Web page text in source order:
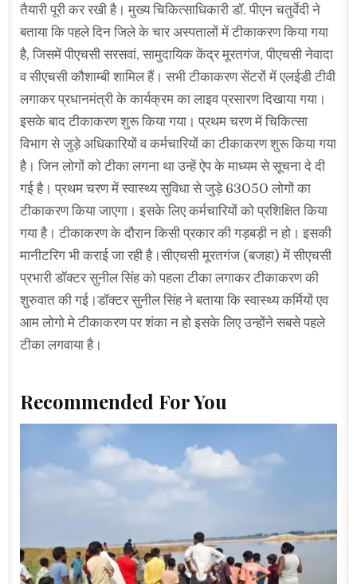
तैयारी पूरी कर रखी है। मुख्य चिकित्साधिकारी डॉ. पीएन चतुर्वेदी ने
बताया कि पहले दिन जिले के चार अस्पतालों में टीकाकरण किया गया
है, जिसमें पीएचसी सरसवां, सामुदायिक केंद्र मूरतगंज, पीएचसी नेवादा
व सीएचसी कौशाम्बी शामिल हैं। सभी टीकाकरण सेंटरों में एलईडी टीवी
लगाकर प्रधानमंत्री के कार्यक्रम का लाइव प्रसारण दिखाया गया।
इसके बाद टीकाकरण शुरू किया गया। प्रथम चरण में चिकित्सा
विभाग से जुड़े अधिकारियों व कर्मचारियों का टीकाकरण शुरू किया गया
है। जिन लोगों को टीका लगना था उन्हें ऐप के माध्यम से सूचना दे दी
गई है। प्रथम चरण में स्वास्थ्य सुविधा से जुड़े 63050 लोगों का
टीकाकरण किया जाएगा। इसके लिए कर्मचारियों को प्रशिक्षित किया
गया है। टीकाकरण के दौरान किसी प्रकार की गड़बड़ी न हो। इसकी
मानीटरिग भी कराई जा रही है।सीएचसी मूरतगंज (बजहा) में सीएचसी
प्रभारी डॉक्टर सुनील सिंह को पहला टीका लगाकर टीकाकरण की
शुरुवात की गई।डॉक्टर सुनील सिंह ने बताया कि स्वास्थ्य कर्मियों एव
आम लोगो मे टीकाकरण पर शंका न हो इसके लिए उन्होंने सबसे पहले
टीका लगवाया है।
Recommended For You